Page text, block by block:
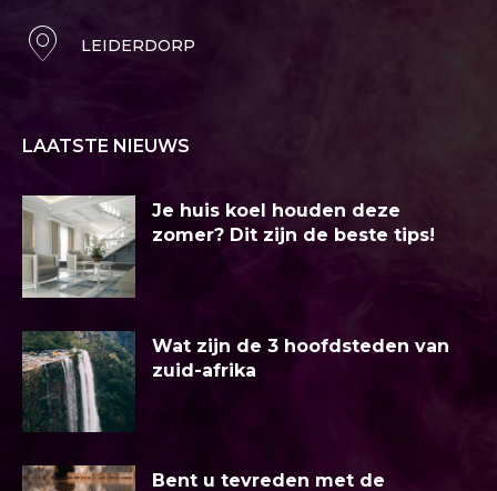
LEIDERDORP
LAATSTE NIEUWS
Je huis koel houden deze
zomer? Dit zijn de beste tips!
Wat zijn de 3 hoofdsteden van
zuid-afrika
Bent u tevreden met de